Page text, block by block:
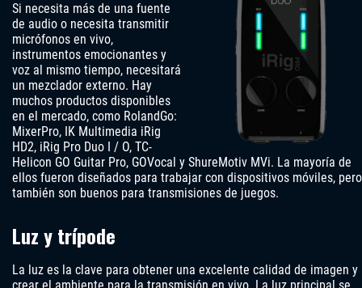
Si necesita más de una fuente
de audio o necesita transmitir
micrófonos en vivo,
instrumentos emocionantes y
voz al mismo tiempo, necesitará
un mezclador externo. Hay
muchos productos disponibles
en el mercado, como RolandGo:
MixerPro, IK Multimedia iRig
HD2, iRig Pro Duo I / O, TC-
Helicon GO Guitar Pro, GOVocal y ShureMotiv MVi. La mayoría de
ellos fueron diseñados para trabajar con dispositivos móviles, pero
también son buenos para transmisiones de juegos.
Luz y trípode
La luz es la clave para obtener una excelente calidad de imagen y